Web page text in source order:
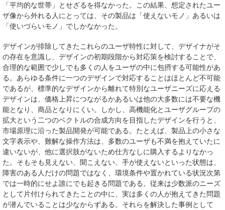
「平均的な世帯」とせざるを得なかった。この結果、想定されたユー
ザ像から外れる人にとっては、その製品は「使えないモノ」あるいは
「使いづらいモノ」でしかなかった。
デザインが排除してきたこれらのユーザ特性に対して、デザイナがそ
の存在を意識し、デザインの初期段階から対応策を検討することで、
合理的な範囲で少しでも多くの人をユーザの中に包摂する可能性があ
る。あらゆる条件に一つのデザインで対応することはほとんど不可能
であるが、標準的なデザインから離れて特別なユーザニーズに応える
デザインは、価格上昇につながるかあるいは他の大多数には不要な機
能となり、商品となりにくい。しかし、高機能化とユーザグループの
拡大という二つのベクトルの合成方向を目指したデザインを行うと、
市場原理に沿った製品開発が可能である。たとえば、製品上の小さな
文字表示や、難解な操作方法は、多数のユーザも不満を抱えていたに
違いないが、他に選択肢がないため仕方なしに購入するよりなかっ
た。そもそも見えない、聞こえない、手が使えないといった状態は、
障害のある人だけの問題ではなく、環境条件や置かれている状況次第
では一時的にせよ誰にでも起きる問題である。従来は少数派のニーズ
として片付けられてきたことの中に、実は多くの人が抱えてきた問題
が潜んでいることは少なからずある。それらを解決した事例として